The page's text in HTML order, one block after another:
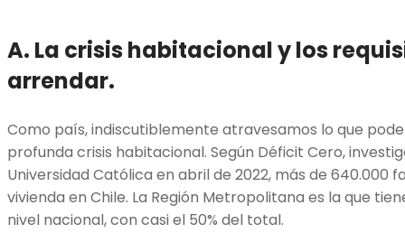
A. La crisis habitacional y los
arrendar.
Como país, indiscutiblemente atravesamos lo que
profunda crisis habitacional. Según Déficit Cero,
Universidad Católica en abril de 2022, más de 640.000
vivienda en Chile. La Región Metropolitana es la que
nivel nacional, con casi el 50% del total.